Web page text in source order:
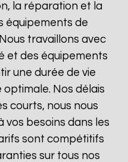
la réparation et la
équipements de
travaillons avec
et des équipements
une durée de vie
optimale. Nos délais
courts, nous nous
besoins dans les
sont compétitifs
sur tous nos